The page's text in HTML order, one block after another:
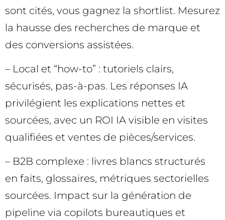
sont cités, vous gagnez la shortlist. Mesurez
la hausse des recherches de marque et
des conversions assistées.
– Local et “how-to” : tutoriels clairs,
sécurisés, pas-à-pas. Les réponses IA
privilégient les explications nettes et
sourcées, avec un ROI IA visible en visites
qualifiées et ventes de pièces/services.
– B2B complexe : livres blancs structurés
en faits, glossaires, métriques sectorielles
sourcées. Impact sur la génération de
pipeline via copilots bureautiques et